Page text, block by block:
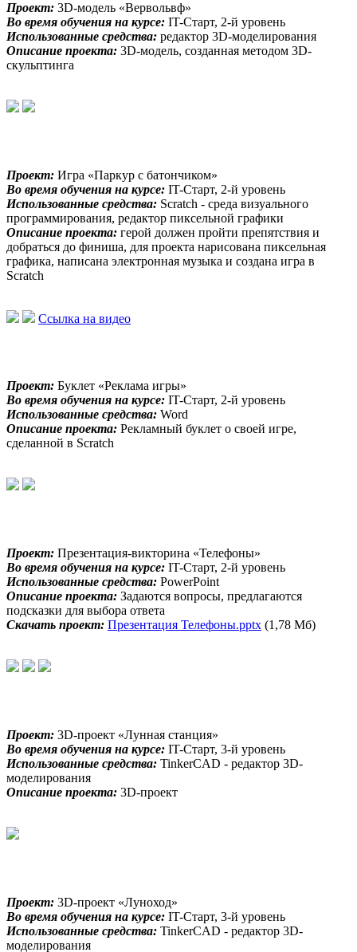
Проект: 3D-модель «Вервольвф»
Во время обучения на курсе: IT-Старт, 2-й уровень
Использованные средства: редактор 3D-моделирования
Описание проекта: 3D-модель, созданная методом 3D-
скульптинга
Проект: Игра «Паркур с батончиком»
Во время обучения на курсе: IT-Старт, 2-й уровень
Использованные средства: Scratch - среда визуального
программирования, редактор пиксельной графики
Описание проекта: герой должен пройти препятствия и
добраться до финиша, для проекта нарисована пиксельная
графика, написана электронная музыка и создана игра в
Scratch
Ссылка на видео
Проект: Буклет «Реклама игры»
Во время обучения на курсе: IT-Старт, 2-й уровень
Использованные средства: Word
Описание проекта: Рекламный буклет о своей игре,
сделанной в Scratch
Проект: Презентация-викторина «Телефоны»
Во время обучения на курсе: IT-Старт, 2-й уровень
Использованные средства: PowerPoint
Описание проекта: Задаются вопросы, предлагаются
подсказки для выбора ответа
Скачать проект: Презентация Телефоны.pptx (1,78 Мб)
Проект: 3D-проект «Лунная станция»
Во время обучения на курсе: IT-Старт, 3-й уровень
Использованные средства: TinkerCAD - редактор 3D-
моделирования
Описание проекта: 3D-проект
Проект: 3D-проект «Луноход»
Во время обучения на курсе: IT-Старт, 3-й уровень
Использованные средства: TinkerCAD - редактор 3D-
моделирования